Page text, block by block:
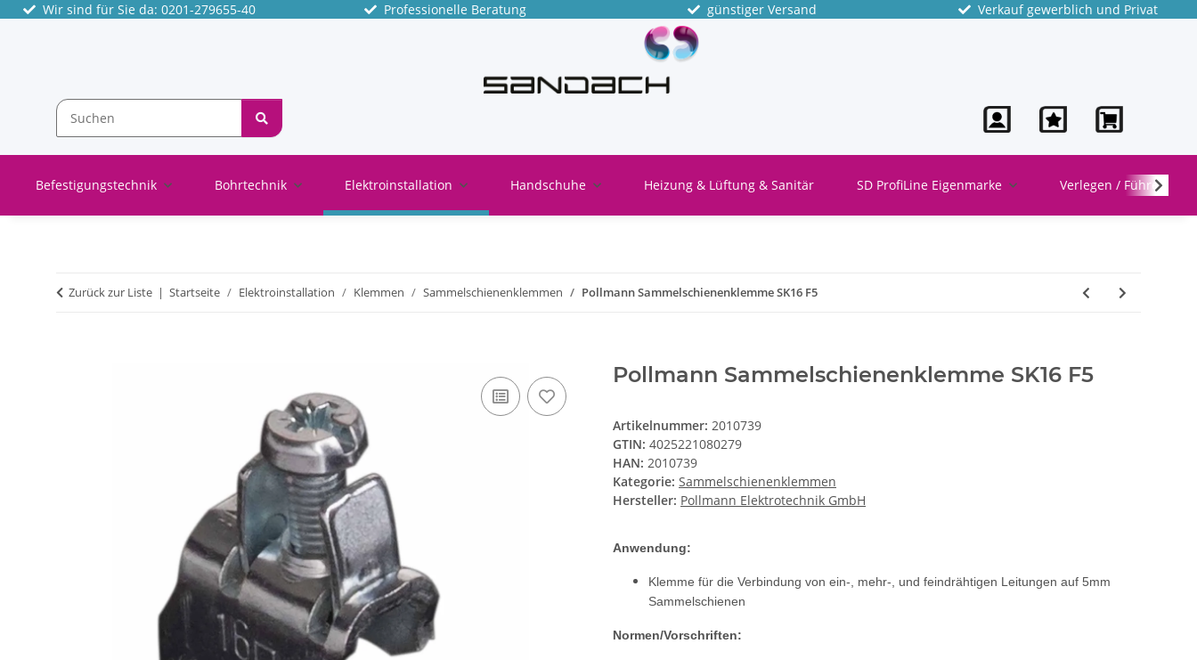
Wir sind für Sie da: 0201-279655-40 Professionelle Beratung günstiger Versand Verkauf gewerblich und Privat
Befestigungstechnik Bohrtechnik Elektroinstallation Handschuhe Heizung & Lüftung & Sanitär SD ProfiLine Eigenmarke Verlegen / Führen
Zurück zur Liste Startseite Elektroinstallation Klemmen Sammelschienenklemmen Pollmann Sammelschienenklemme SK16 F5
Pollmann Sammelschienenklemme SK16 F5
Artikelnummer: 2010739
GTIN: 4025221080279
HAN: 2010739
Kategorie: Sammelschienenklemmen
Hersteller: Pollmann Elektrotechnik GmbH
Anwendung:
Klemme für die Verbindung von ein-, mehr-, und feindrähtigen Leitungen auf 5mm
Sammelschienen
Normen/Vorschriften: